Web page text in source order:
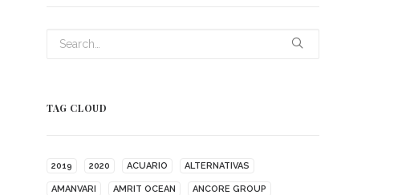
TAG CLOUD
2019 2020 ACUARIO ALTERNATIVAS
AMANVARI AMRIT OCEAN ANCORE GROUP